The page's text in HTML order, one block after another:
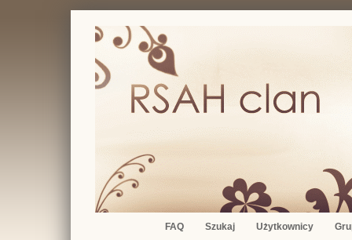
FAQ Szukaj Użytkownicy